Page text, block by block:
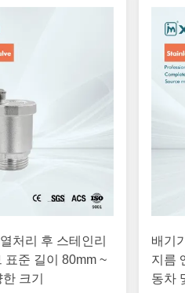
처리 후 스테인리
표준 길이 80mm ~
크기
배기
지름
동차